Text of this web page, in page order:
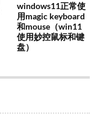
windows11正常使
用magic keyboard
和mouse（win11
使用妙控鼠标和键
盘）